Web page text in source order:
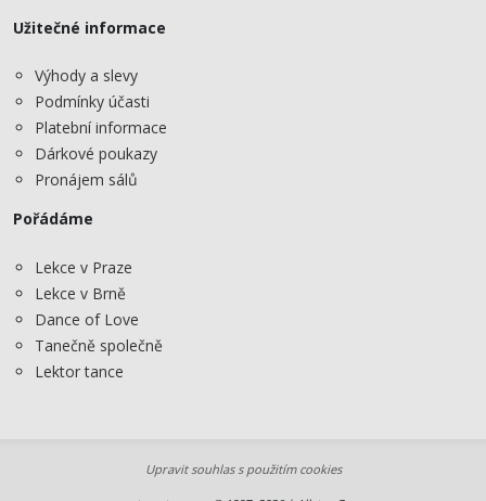
Užitečné informace
Výhody a slevy
Podmínky účasti
Platební informace
Dárkové poukazy
Pronájem sálů
Pořádáme
Lekce v Praze
Lekce v Brně
Dance of Love
Tanečně společně
Lektor tance
Upravit souhlas s použitím cookies